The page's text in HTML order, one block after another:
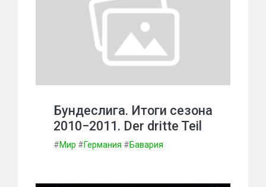
Бундеслига. Итоги сезона
2010−2011. Der dritte Teil
#Мир #Германия #Бавария